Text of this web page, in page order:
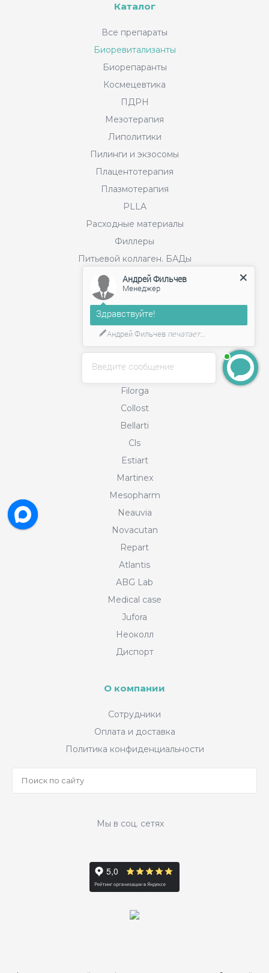
Каталог
Все препараты
Биоревитализанты
Биорепаранты
Космецевтика
ПДРН
Мезотерапия
Липолитики
Пилинги и экзосомы
Плацентотерапия
Плазмотерапия
PLLA
Расходные материалы
Филлеры
Питьевой коллаген. БАДы
Gehwol (Геволь)
Бренды
Релатокс
Merz Aesthetics
Juvederm
Filorga
Collost
Bellarti
Cls
Estiart
Martinex
Mesopharm
Neauvia
Novacutan
Repart
Atlantis
ABG Lab
Medical case
Jufora
Неоколл
Диспорт
О компании
Сотрудники
Оплата и доставка
Политика конфиденциальности
Мы в соц. сетях
Введите сообщение
Андрей Фильчев
Менеджер
Здравствуйте!
Андрей Фильчев печатает...